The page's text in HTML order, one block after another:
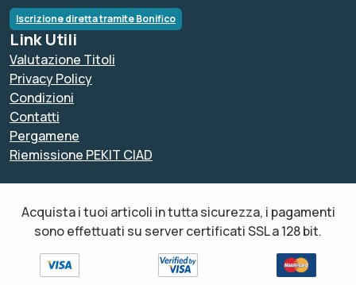
Iscrizione diretta tramite Bonifico
Link Utili
Valutazione Titoli
Privacy Policy
Condizioni
Contatti
Pergamene
Riemissione PEKIT CIAD
Acquista i tuoi articoli in tutta sicurezza, i pagamenti
sono effettuati su server certificati SSL a 128 bit.